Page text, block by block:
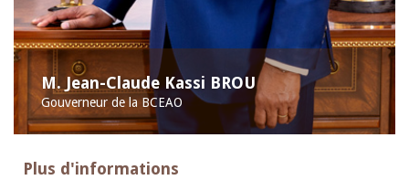
M. Jean-Claude Kassi BROU
Gouverneur de la BCEAO
Plus d'informations